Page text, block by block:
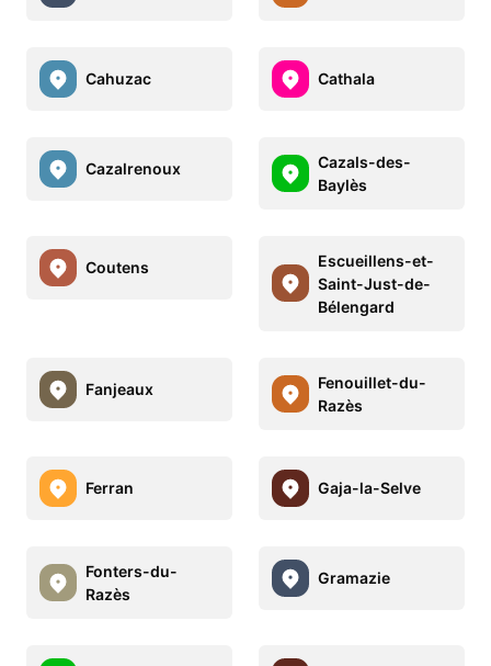
Cahuzac Cathala
Cazalrenoux
Cazals-des-
Baylès
Coutens
Escueillens-et-
Saint-Just-de-
Bélengard
Fanjeaux
Fenouillet-du-
Razès
Ferran Gaja-la-Selve
Fonters-du-
Razès
Gramazie